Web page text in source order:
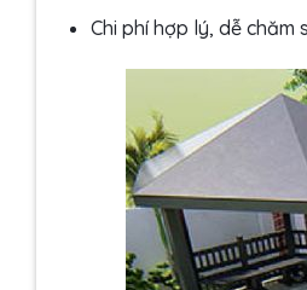
Chi phí hợp lý, dễ chăm